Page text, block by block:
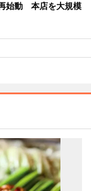
始動 本店を大規模